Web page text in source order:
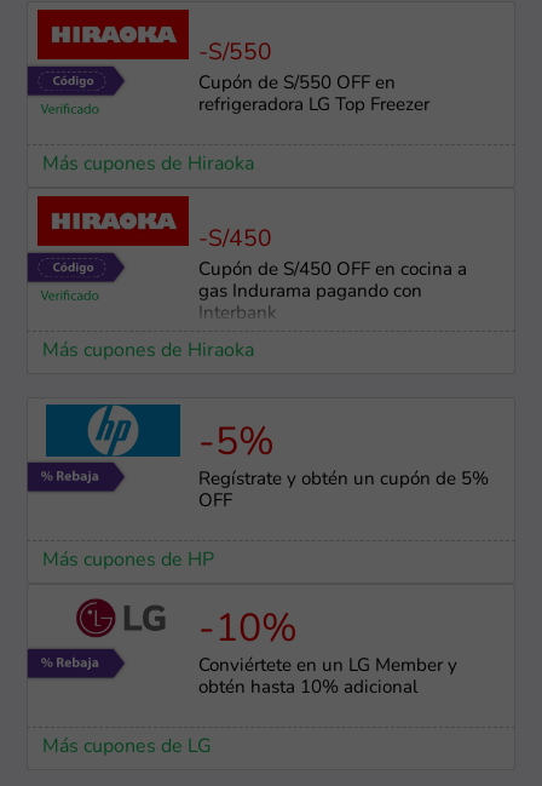
-S/550
Cupón de S/550 OFF en
refrigeradora LG Top Freezer
Más cupones de Hiraoka
-S/450
Cupón de S/450 OFF en cocina a
gas Indurama pagando con
Interbank
Más cupones de Hiraoka
-5%
Regístrate y obtén un cupón de 5%
OFF
Más cupones de HP
-10%
Conviértete en un LG Member y
obtén hasta 10% adicional
Más cupones de LG